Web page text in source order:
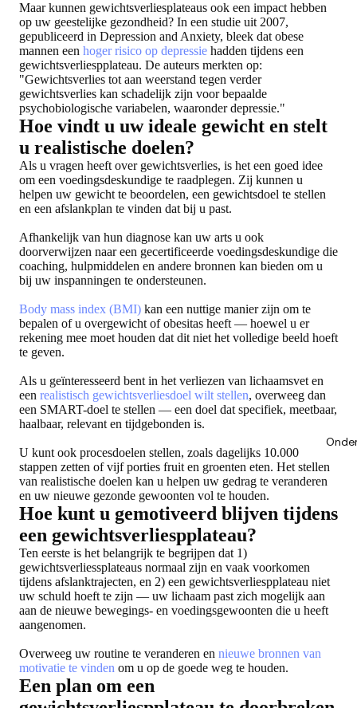
Maar kunnen gewichtsverliesplateaus ook een impact hebben
op uw geestelijke gezondheid? In een studie uit 2007,
gepubliceerd in Depression and Anxiety, bleek dat obese
mannen een hoger risico op depressie hadden tijdens een
gewichtsverliespplateau. De auteurs merkten op:
"Gewichtsverlies tot aan weerstand tegen verder
gewichtsverlies kan schadelijk zijn voor bepaalde
psychobiologische variabelen, waaronder depressie."
Hoe vindt u uw ideale gewicht en stelt
u realistische doelen?
Als u vragen heeft over gewichtsverlies, is het een goed idee
om een voedingsdeskundige te raadplegen. Zij kunnen u
helpen uw gewicht te beoordelen, een gewichtsdoel te stellen
en een afslankplan te vinden dat bij u past.
Afhankelijk van hun diagnose kan uw arts u ook
doorverwijzen naar een gecertificeerde voedingsdeskundige die
coaching, hulpmiddelen en andere bronnen kan bieden om u
bij uw inspanningen te ondersteunen.
Body mass index (BMI) kan een nuttige manier zijn om te
bepalen of u overgewicht of obesitas heeft — hoewel u er
rekening mee moet houden dat dit niet het volledige beeld hoeft
te geven.
Als u geïnteresseerd bent in het verliezen van lichaamsvet en
een realistisch gewichtsverliesdoel wilt stellen, overweeg dan
een SMART-doel te stellen — een doel dat specifiek, meetbaar,
haalbaar, relevant en tijdgebonden is.
U kunt ook procesdoelen stellen, zoals dagelijks 10.000
stappen zetten of vijf porties fruit en groenten eten. Het stellen
van realistische doelen kan u helpen uw gedrag te veranderen
en uw nieuwe gezonde gewoonten vol te houden.
Hoe kunt u gemotiveerd blijven tijdens
een gewichtsverliespplateau?
Ten eerste is het belangrijk te begrijpen dat 1)
gewichtsverliessplateaus normaal zijn en vaak voorkomen
tijdens afslanktrajecten, en 2) een gewichtsverliespplateau niet
uw schuld hoeft te zijn — uw lichaam past zich mogelijk aan
aan de nieuwe bewegings- en voedingsgewoonten die u heeft
aangenomen.
Overweeg uw routine te veranderen en nieuwe bronnen van
motivatie te vinden om u op de goede weg te houden.
Een plan om een